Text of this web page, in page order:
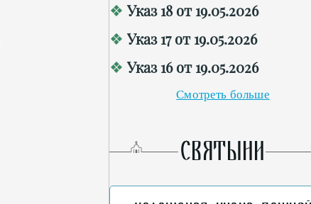
Указ 18 от 19.05.2026
Указ 17 от 19.05.2026
Указ 16 от 19.05.2026
Смотреть больше
СВЯТЫНИ